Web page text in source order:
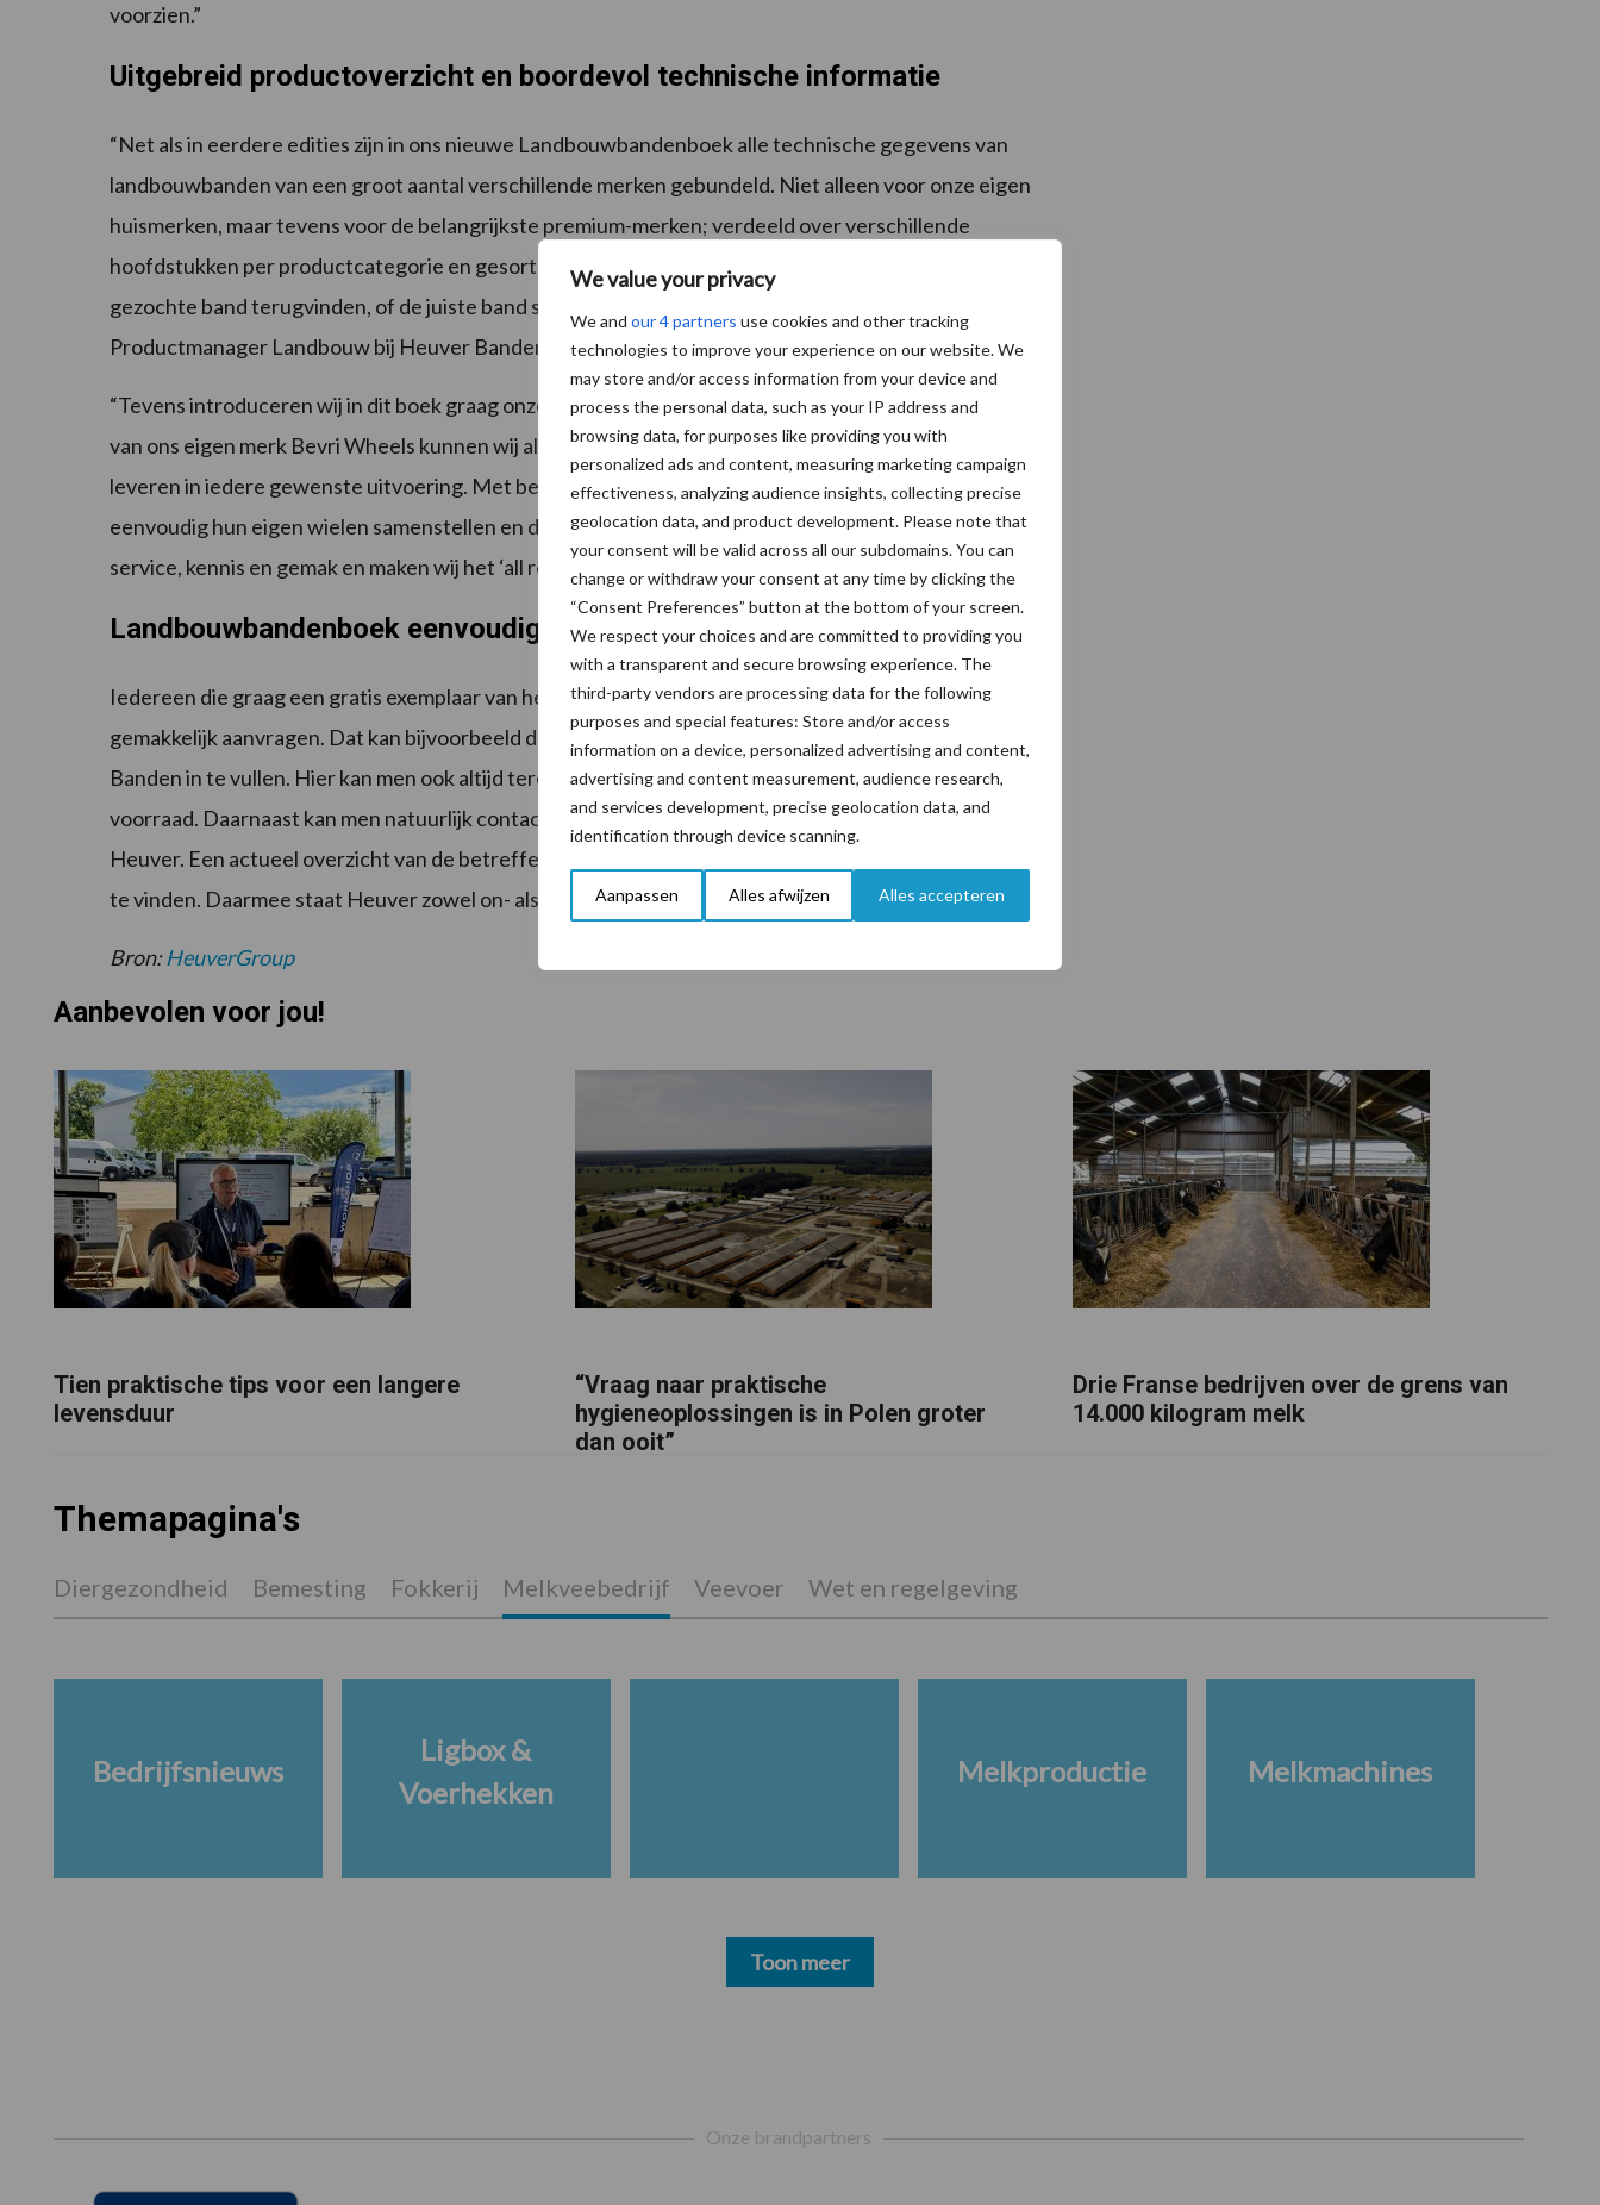
We value your privacy
We and our 4 partners use cookies and other tracking
technologies to improve your experience on our website. We
may store and/or access information from your device and
process the personal data, such as your IP address and
browsing data, for purposes like providing you with
personalized ads and content, measuring marketing campaign
effectiveness, analyzing audience insights, collecting precise
geolocation data, and product development. Please note that
your consent will be valid across all our subdomains. You can
change or withdraw your consent at any time by clicking the
“Consent Preferences” button at the bottom of your screen.
We respect your choices and are committed to providing you
with a transparent and secure browsing experience. The
third-party vendors are processing data for the following
purposes and special features: Store and/or access
information on a device, personalized advertising and content,
advertising and content measurement, audience research,
and services development, precise geolocation data, and
identification through device scanning.
Aanpassen Alles afwijzen Alles accepteren
voorzien.”
Uitgebreid productoverzicht en boordevol technische informatie
“Net als in eerdere edities zijn in ons nieuwe Landbouwbandenboek alle technische gegevens van
landbouwbanden van een groot aantal verschillende merken gebundeld. Niet alleen voor onze eigen
huismerken, maar tevens voor de belangrijkste premium-merken; verdeeld over verschillende
hoofdstukken per productcategorie en gesorteerd op bandenmaat. Hiermee kan men snel de
gezochte band terugvinden, of de juiste band selecteren”, vervolgt Erik Soepenberg,
Productmanager Landbouw bij Heuver Banden.
“Tevens introduceren wij in dit boek graag onze nieuwe en unieke wielenconfigurator. Met behulp
van ons eigen merk Bevri Wheels kunnen wij al enige tijd op-maat-gemaakte landbouwwielen
leveren in iedere gewenste uitvoering. Met behulp van onze wielenconfigurator kunnen klanten
eenvoudig hun eigen wielen samenstellen en direct in bestelling zetten. Daarmee combineren wij
service, kennis en gemak en maken wij het ‘all round’ voor onze klanten.”
Landbouwbandenboek eenvoudig te bestellen
Iedereen die graag een gratis exemplaar van het Landbouwbandenboek wil ontvangen, kan deze
gemakkelijk aanvragen. Dat kan bijvoorbeeld door het bestelformulier op de website van Heuver
Banden in te vullen. Hier kan men ook altijd terecht voor real-time productdata en bijbehorende
voorraad. Daarnaast kan men natuurlijk contact opnemen met zijn of haar contactpersonen binnen
Heuver. Een actueel overzicht van de betreffende Heuver-medewerkers is daarbij in het boek terug
te vinden. Daarmee staat Heuver zowel on- als offline altijd voor haar klanten klaar.
Bron:HeuverGroup
Aanbevolen voor jou!
Tien praktische tips voor een langere
levensduur
“Vraag naar praktische
hygieneoplossingen is in Polen groter
dan ooit”
Drie Franse bedrijven over de grens van
14.000 kilogram melk
Themapagina's
Diergezondheid Bemesting Fokkerij Melkveebedrijf Veevoer Wet en regelgeving
Bedrijfsnieuws
Ligbox &
Voerhekken
Melkproductie Melkmachines
Toon meer
Onze brandpartners